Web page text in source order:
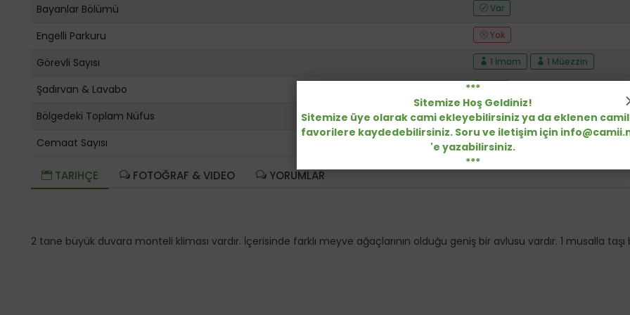
Bayanlar Bölümü Var
Engelli Parkuru Yok
Görevli Sayısı 1 İmam 1 Müezzin
Şadırvan & Lavabo
Bölgedeki Toplam Nüfus 45000
Cemaat Sayısı Görüntüle
TARIHÇE FOTOĞRAF & VIDEO YORUMLAR
2 tane büyük duvara monteli kliması vardır. İçerisinde farklı meyve ağaçlarının olduğu geniş bir avlusu vardır. 1 musalla taşı
***
Sitemize Hoş Geldiniz!
Sitemize üye olarak cami ekleyebilirsiniz ya da eklenen
favorilere kaydedebilirsiniz. Soru ve iletişim için
'e yazabilirsiniz.
***